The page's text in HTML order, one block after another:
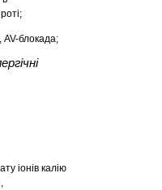
AV-блокада;
іонів калію